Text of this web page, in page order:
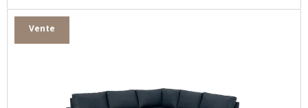
Vente